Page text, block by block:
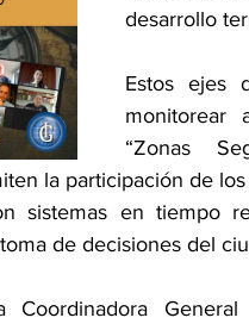
desarrollo
Estos ejes
monitorear
“Zonas
la participación de
sistemas en tiempo
de decisiones del